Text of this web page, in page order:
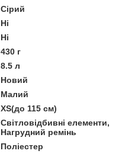
Сірий
Ні
Ні
430 г
8.5 л
Новий
Малий
XS(до 115 см)
Світловідбивні елементи,
Нагрудний ремінь
Поліестер